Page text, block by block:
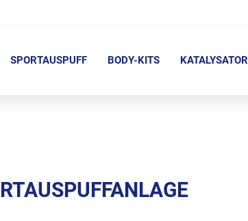
o
SPORTAUSPUFF BODY-KITS KATALYSATOR